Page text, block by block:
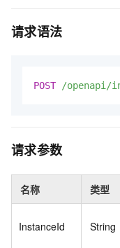
请求语法
POST /openapi/
请求参数
名称 类型
InstanceId String